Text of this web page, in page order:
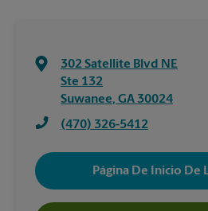
302 Satellite Blvd NE
Ste 132
Suwanee, GA 30024
(470) 326-5412
Página De Inicio De